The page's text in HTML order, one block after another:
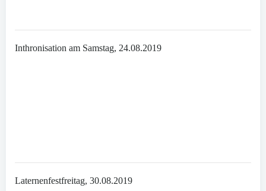
Inthronisation am Samstag, 24.08.2019
Laternenfestfreitag, 30.08.2019